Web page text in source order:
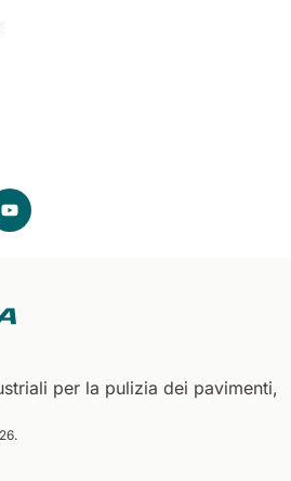
per la pulizia dei pavimenti,